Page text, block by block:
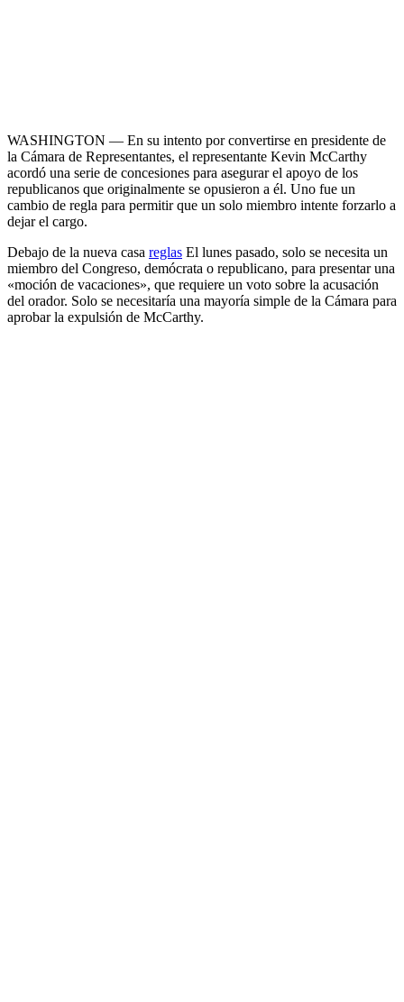
WASHINGTON — En su intento por convertirse en presidente de
la Cámara de Representantes, el representante Kevin McCarthy
acordó una serie de concesiones para asegurar el apoyo de los
republicanos que originalmente se opusieron a él. Uno fue un
cambio de regla para permitir que un solo miembro intente forzarlo a
dejar el cargo.
Debajo de la nueva casa reglas El lunes pasado, solo se necesita un
miembro del Congreso, demócrata o republicano, para presentar una
«moción de vacaciones», que requiere un voto sobre la acusación
del orador. Solo se necesitaría una mayoría simple de la Cámara para
aprobar la expulsión de McCarthy.